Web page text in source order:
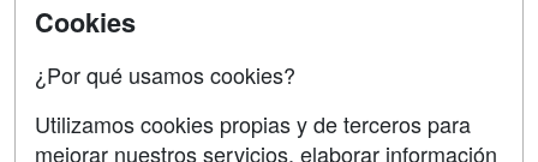
Contactar
Copyleft
Cookies
¿Por qué usamos cookies?
Utilizamos cookies propias y de terceros para
mejorar nuestros servicios, elaborar información